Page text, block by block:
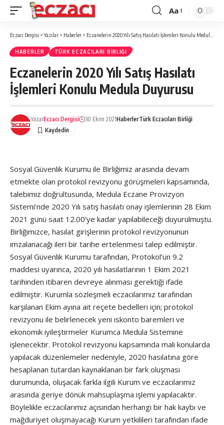
Font
Aa
Eczacı Dergisi >Yazılar > Haberler > Eczanelerin 2020 Yılı Satış Hasılatı İşlemleri Konulu Medula Duyurusu
HABERLER TÜRK ECZACILARI BIRLIĞI
Eczanelerin 2020 Yılı Satış Hasılatı
İşlemleri Konulu Medula Duyurusu
YazarEczacı Dergisi 30 Ekim 2021HaberlerTürk Eczacıları Birliği
Sosyal Güvenlik Kurumu ile Birliğimiz arasında devam
etmekte olan protokol revizyonu görüşmeleri kapsamında,
talebimiz doğrultusunda, Medula Eczane Provizyon
Sistemi’nde 2020 Yılı satış hasılatı onay işlemlerinin 28 Ekim
2021 günü saat 12.00’ye kadar yapılabileceği duyurulmuştu.
Birliğimizce, hasılat girişlerinin protokol revizyonunun
imzalanacağı ileri bir tarihe ertelenmesi talep edilmiştir.
Sosyal Güvenlik Kurumu tarafından, Protokol’ün 9.2
maddesi uyarınca, 2020 yılı hasılatlarının 1 Ekim 2021
tarihinden itibaren devreye alınması gerektiği ifade
edilmiştir. Kurumla sözleşmeli eczacılarımız tarafından
karşılanan Ekim ayına ait reçete bedelleri için; protokol
revizyonu ile belirlenecek yeni ıskonto baremleri ve
ekonomik iyileştirmeler Kurumca Medula Sistemine
işlenecektir. Protokol revizyonu kapsamında mali konularda
yapılacak düzenlemeler nedeniyle, 2020 hasılatına göre
hesaplanan tutardan kaynaklanan bir fark oluşması
durumunda, oluşacak farkla ilgili Kurum ve eczacılarımız
arasında geriye dönük mahsuplaşma işlemi yapılacaktır.
Böylelikle eczacılarımız açısından herhangi bir hak kaybı ve
mağduriyet oluşmayacağı Kurum yetkilileri tarafından ifade